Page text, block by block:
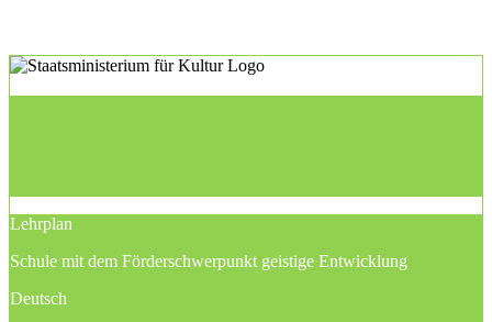
Lehrplan
Schule mit dem Förderschwerpunkt geistige Entwicklung
Deutsch